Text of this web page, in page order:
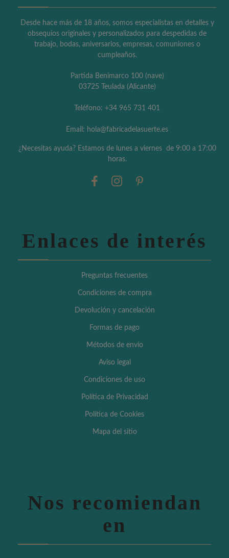
Desde hace más de 18 años, somos especialistas en detalles y
obsequios originales y personalizados para despedidas de
trabajo, bodas, aniversarios, empresas, comuniones o
cumpleaños.
Partida Benimarco 100 (nave)
03725 Teulada (Alicante)
Teléfono: +34 965 731 401
Email: hola@fabricadelasuerte.es
¿Necesitas ayuda? Estamos de lunes a viernes de 9:00 a 17:00
horas.
Enlaces de interés
Preguntas frecuentes
Condiciones de compra
Devolución y cancelación
Formas de pago
Métodos de envío
Aviso legal
Condiciones de uso
Política de Privacidad
Política de Cookies
Mapa del sitio
Nos recomiendan
en